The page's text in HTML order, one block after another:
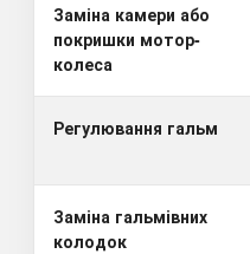
Заміна камери або
покришки мотор-
колеса
Регулювання гальм
Заміна гальмівних
колодок